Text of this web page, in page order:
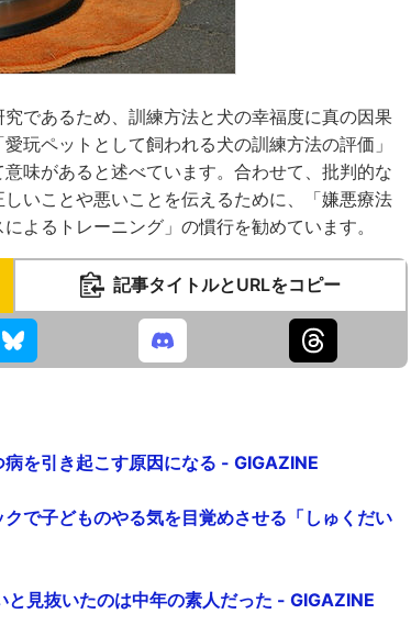
であるため、訓練方法と犬の幸福度に真の因果
玩ペットとして飼われる犬の訓練方法の評価」
味があると述べています。合わせて、批判的な
いことや悪いことを伝えるために、「嫌悪療法
よるトレーニング」の慣行を勧めています。
記事タイトルとURLをコピー
を引き起こす原因になる - GIGAZINE
で子どものやる気を目覚めさせる「しゅくだい
見抜いたのは中年の素人だった - GIGAZINE